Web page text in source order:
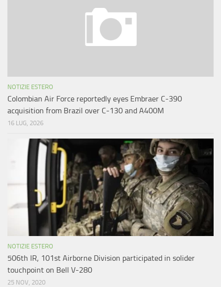
NOTIZIE ESTERO
Colombian Air Force reportedly eyes Embraer C-390
acquisition from Brazil over C-130 and A400M
16 LUG, 2026
NOTIZIE ESTERO
506th IR, 101st Airborne Division participated in solider
touchpoint on Bell V-280
25 NOV, 2020